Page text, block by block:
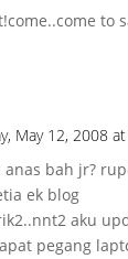
to
May 12, 2008
bah jr?
ek blog
aku
pegang